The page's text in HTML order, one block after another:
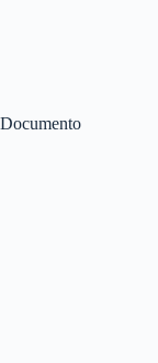
Documento